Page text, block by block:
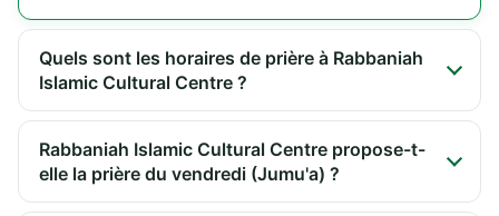
Quels sont les horaires de prière à Rabbaniah
Islamic Cultural Centre ?
Rabbaniah Islamic Cultural Centre propose-t-
elle la prière du vendredi (Jumu'a) ?